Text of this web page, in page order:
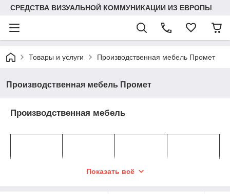
СРЕДСТВА ВИЗУАЛЬНОЙ КОММУНИКАЦИИ ИЗ ЕВРОПЫ
Товары и услуги Производственная мебель Промет
Производственная мебель Промет
Производственная мебель
Показать всё